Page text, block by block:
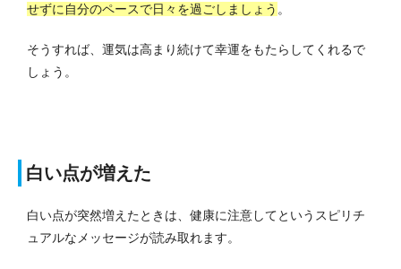
せずに自分のペースで日々を過ごしましょう 。
そうすれば、運気は高まり続けて幸運をもたらしてくれるで
しょう。
白い点が増えた
白い点が突然増えたときは、健康に注意してというスピリチ
ュアルなメッセージが読み取れます。